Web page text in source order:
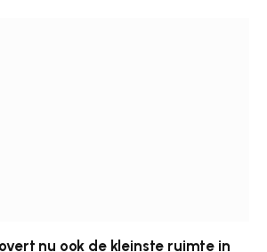
nu ook de kleinste ruimte in